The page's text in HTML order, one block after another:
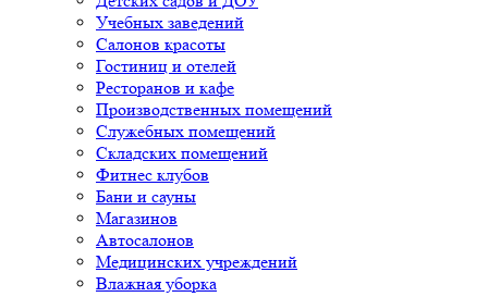
Учебных заведений
Салонов красоты
Гостиниц и отелей
Ресторанов и кафе
Производственных помещений
Служебных помещений
Складских помещений
Фитнес клубов
Бани и сауны
Магазинов
Автосалонов
Медицинских учреждений
Влажная уборка